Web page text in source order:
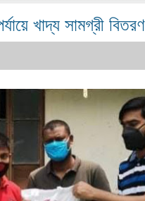
খাদ্য সামগ্রী বিতরণ